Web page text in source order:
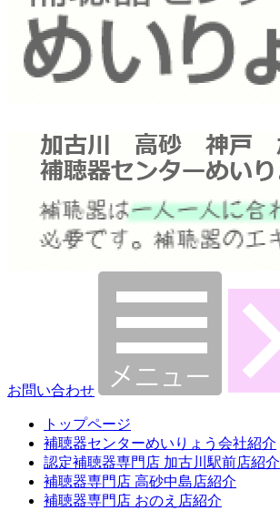
お問い合わせ
トップページ
補聴器センターめいりょう会社紹介
認定補聴器専門店 加古川駅前店紹介
補聴器専門店 高砂中島店紹介
補聴器専門店 おのえ店紹介